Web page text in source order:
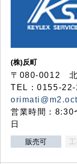
(株)反町
〒080-0012 北
TEL：0155-
営業時間：8:30
日
販売可